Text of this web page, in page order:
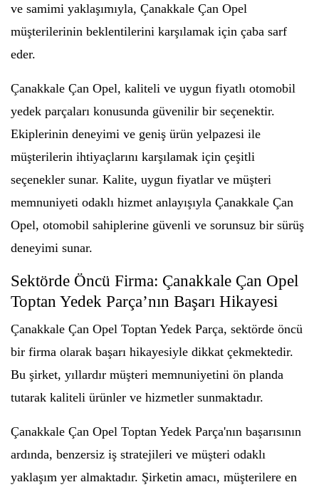
ve samimi yaklaşımıyla, Çanakkale Çan Opel
müşterilerinin beklentilerini karşılamak için çaba sarf
eder.
Çanakkale Çan Opel, kaliteli ve uygun fiyatlı otomobil
yedek parçaları konusunda güvenilir bir seçenektir.
Ekiplerinin deneyimi ve geniş ürün yelpazesi ile
müşterilerin ihtiyaçlarını karşılamak için çeşitli
seçenekler sunar. Kalite, uygun fiyatlar ve müşteri
memnuniyeti odaklı hizmet anlayışıyla Çanakkale Çan
Opel, otomobil sahiplerine güvenli ve sorunsuz bir sürüş
deneyimi sunar.
Sektörde Öncü Firma: Çanakkale Çan Opel
Toptan Yedek Parça’nın Başarı Hikayesi
Çanakkale Çan Opel Toptan Yedek Parça, sektörde öncü
bir firma olarak başarı hikayesiyle dikkat çekmektedir.
Bu şirket, yıllardır müşteri memnuniyetini ön planda
tutarak kaliteli ürünler ve hizmetler sunmaktadır.
Çanakkale Çan Opel Toptan Yedek Parça'nın başarısının
ardında, benzersiz iş stratejileri ve müşteri odaklı
yaklaşım yer almaktadır. Şirketin amacı, müşterilere en